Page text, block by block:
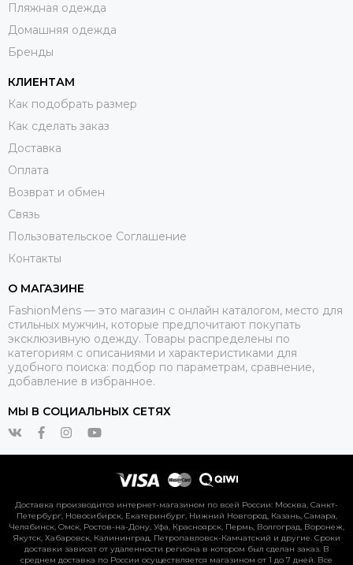
Пляжная одежда
Домашняя одежда
Бренды
КЛИЕНТАМ
Как подобрать размер
Как сделать заказ
Доставка
Оплата
Возврат и обмен
Связь
Пользовательское Соглашение
Контакты
О МАГАЗИНЕ
FashionMens — это магазин с онлайн каталогом, место для
стильных мужчин, которые предпочитают покупать
эксклюзивную одежду. Товары распределены по
категориям с описаниями и характеристиками для
удобного поиска: подбор по параметрам, сравнение,
добавление в избранное.
МЫ В СОЦИАЛЬНЫХ СЕТЯХ
Доставка производится интернет-магазином по всей России: Москва, Санкт-
Петербург, Новосибирск, Екатеринбург, Нижний Новгород, Казань, Самара,
Челябинск, Омск, Ростов-на-Дону, Уфа, Красноярск, Пермь, Волгоград, Воронеж,
Якутск, Хабаровск, Калининград, Петропавловск-Камчатский и другие. Сроки
доставки зависят от удаленности региона в котором был сделан заказ. В
среднем доставка по России осуществляется магазином от 1 до 7 дней. Все